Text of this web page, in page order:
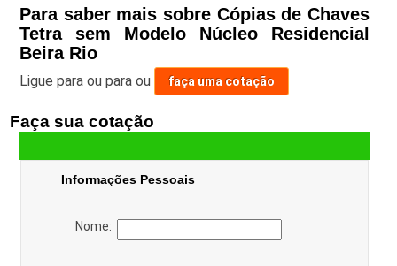
Para saber mais sobre Cópias de Chaves
Tetra sem Modelo Núcleo Residencial
Beira Rio
Ligue para ou para ou faça uma cotação
Faça sua cotação
Informações Pessoais
Nome: